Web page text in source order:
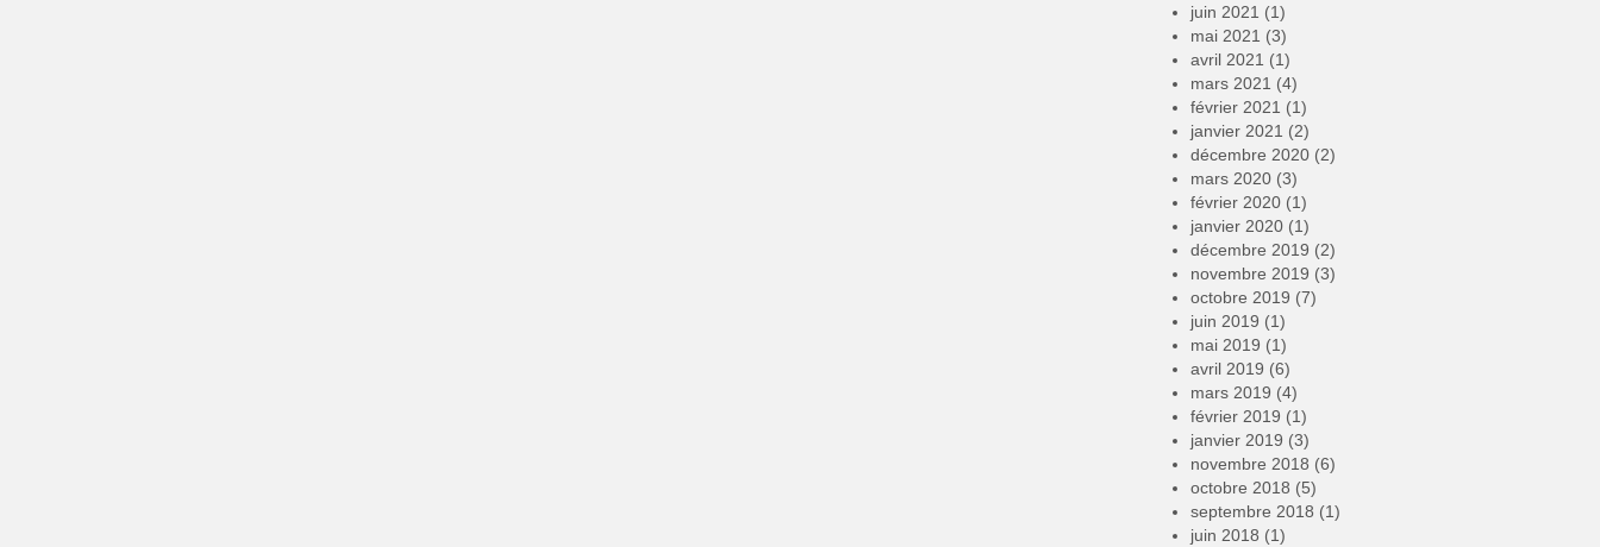
juin 2021 (1)
mai 2021 (3)
avril 2021 (1)
mars 2021 (4)
février 2021 (1)
janvier 2021 (2)
décembre 2020(2)
mars 2020(3)
février 2020(1)
janvier 2020(1)
décembre 2019 (2)
novembre 2019 (3)
octobre 2019 (7)
juin 2019 (1)
mai 2019 (1)
avril 2019 (6)
mars 2019 (4)
février 2019 (1)
janvier 2019 (3)
novembre 2018 (6)
octobre 2018 (5)
septembre 2018 (1)
juin 2018 (1)